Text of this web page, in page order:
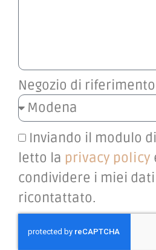
Negozio di riferimento
Inviando il modulo
letto la privacy policy
condividere i miei
ricontattato.